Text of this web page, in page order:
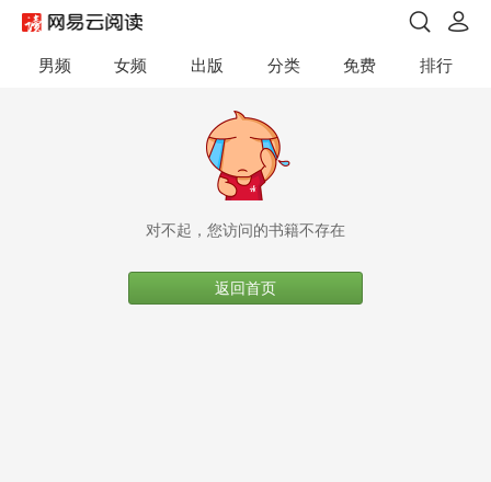
男频 女频 出版 分类 免费 排行
对不起，您访问的书籍不存在
返回首页